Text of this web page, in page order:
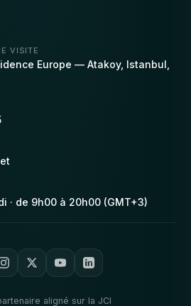
VISITE
Europe — Atakoy, Istanbul,
· de 9h00 à 20h00 (GMT+3)
aligné sur la JCI